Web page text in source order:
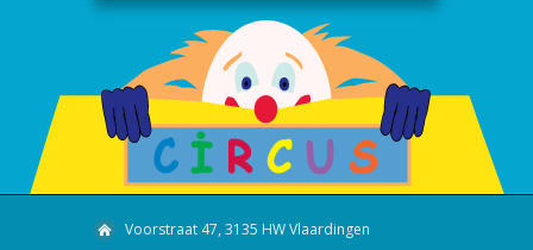
Voorstraat 47, 3135 HW Vlaardingen